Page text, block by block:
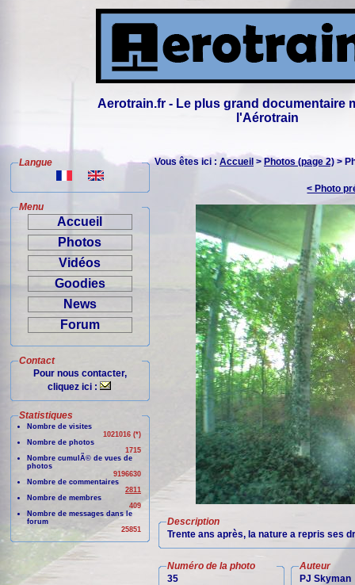
Aerotrain.fr - Le plus grand documentaire
l'Aérotrain
Langue
Menu
Accueil
Photos
Vidéos
Goodies
News
Forum
Contact
Pour nous contacter,
cliquez ici :
Statistiques
Nombre de visites
1021016 (*)
Nombre de photos
1715
Nombre cumulÃ© de vues de
photos
9196630
Nombre de commentaires
2811
Nombre de membres
409
Nombre de messages dans le
forum
25851
Vous êtes ici : Accueil > Photos (page 2)>
< Photo
Description
Trente ans après, la nature a repris ses
Numéro de la photo
35
Auteur
PJ Skyman